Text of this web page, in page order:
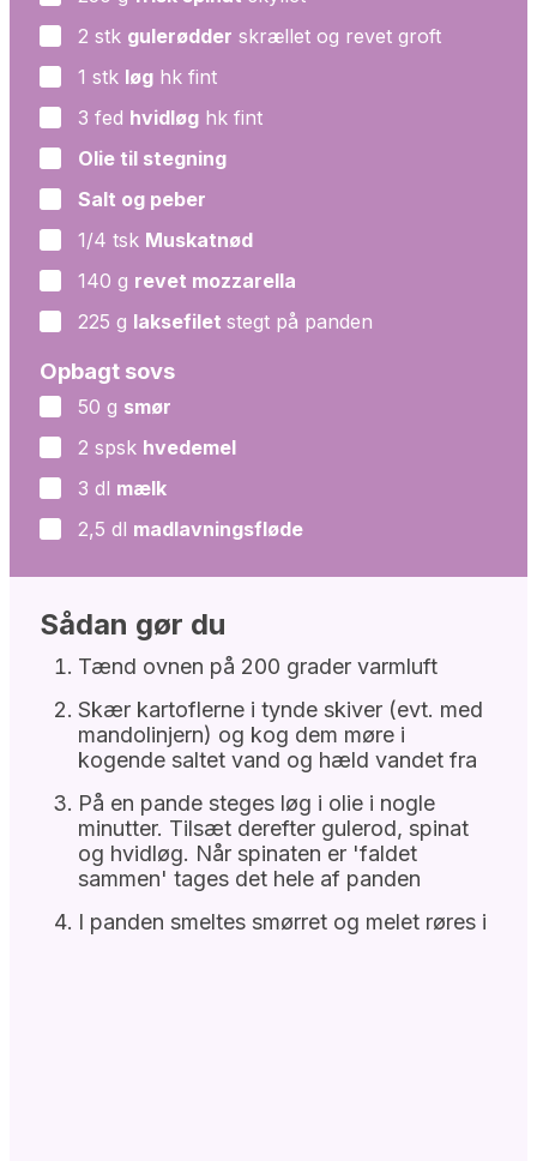
▢
2 stk gulerødder skrællet og revet groft
▢
1 stk løg hk fint
▢
3 fed hvidløg hk fint
▢
Olie til stegning
▢
Salt og peber
▢
1/4 tsk Muskatnød
▢
140 g revet mozzarella
▢
225 g laksefilet stegt på panden
Opbagt sovs
▢
50 g smør
▢
2 spsk hvedemel
▢
3 dl mælk
▢
2,5 dl madlavningsfløde
Sådan gør du
Tænd ovnen på 200 grader varmluft
Skær kartoflerne i tynde skiver (evt. med
mandolinjern) og kog dem møre i
kogende saltet vand og hæld vandet fra
På en pande steges løg i olie i nogle
minutter. Tilsæt derefter gulerod, spinat
og hvidløg. Når spinaten er 'faldet
sammen' tages det hele af panden
I panden smeltes smørret og melet røres i